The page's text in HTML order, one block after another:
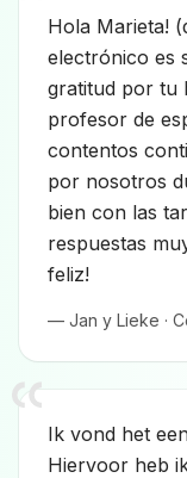
Hola Marieta!
electrónico es
gratitud por tu
profesor de
contentos
por nosotros
bien con las
respuestas
feliz!
— Jan y Lieke ·
Ik vond het
Hiervoor heb